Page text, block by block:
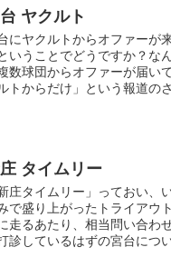
ヤクルト
にヤクルトからオファーが
いうことでどうですか？な
複数球団からオファーが届い
トからだけ」という報道の
タイムリー
新庄タイムリー」っておい、
で盛り上がったトライアウ
走るあたり、相当問い合わ
診しているはずの宮台につ